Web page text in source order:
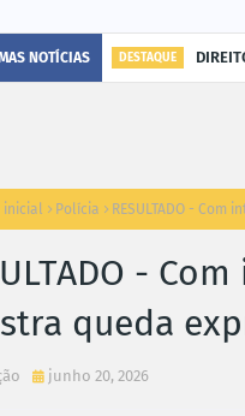
NOTÍCIAS DESTAQUE
inicial Polícia RESULTADO -
-
queda
junho 20, 2026